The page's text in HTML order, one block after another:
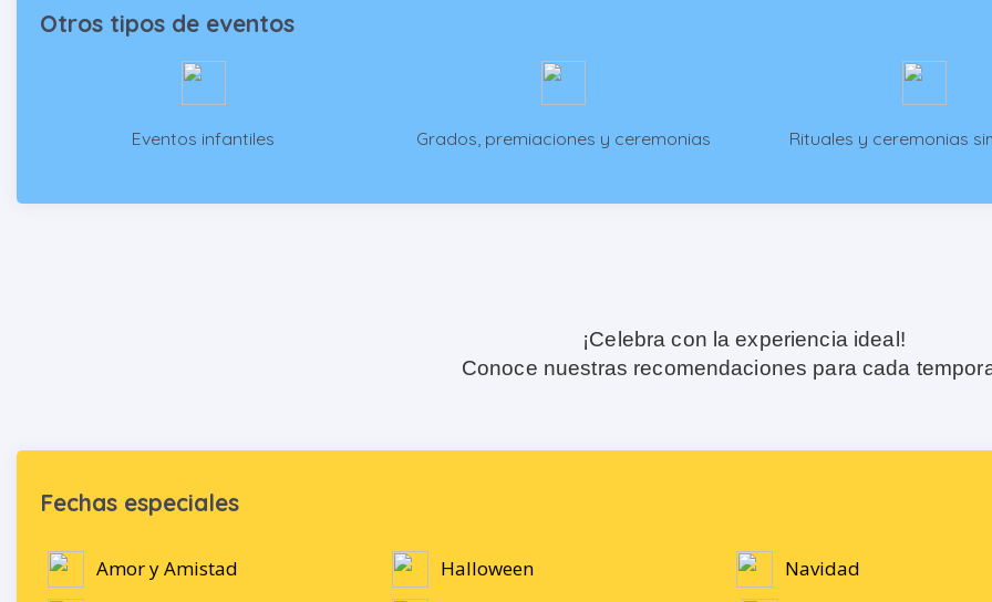
Otros tipos de eventos
Eventos infantiles Grados, premiaciones y ceremonias Rituales y ceremonias
¡Celebra con la experiencia ideal!
Conoce nuestras recomendaciones para cada
Fechas especiales
Amor y Amistad Halloween Navidad